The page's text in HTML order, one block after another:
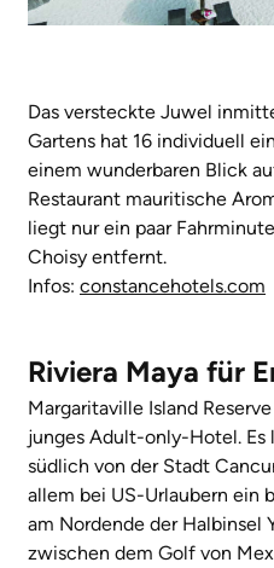
Das versteckte Juwel
Gartens hat 16 individuell
einem wunderbaren Blick
Restaurant mauritische
liegt nur ein paar
Choisy entfernt.
Infos: constancehotels.com
Riviera Maya für
Margaritaville Island
junges Adult-only-Hotel. Es
südlich von der Stadt
allem bei US-Urlaubern ein
am Nordende der Halbinsel
zwischen dem Golf von